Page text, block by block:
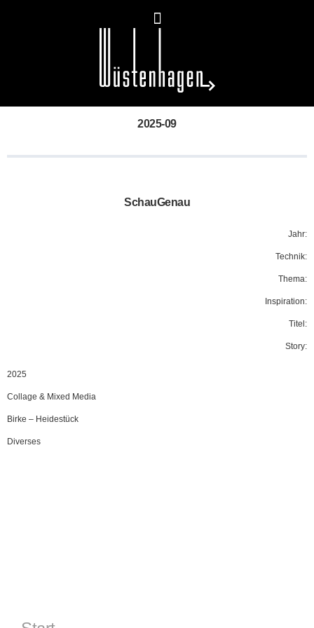
2025-09
SchauGenau
Jahr:
Technik:
Thema:
Inspiration:
Titel:
Story:
2025
Collage & Mixed Media
Birke – Heidestück
Diverses